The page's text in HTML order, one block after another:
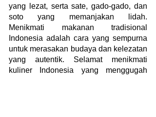
yang lezat, serta sate, gado-gado, dan
soto yang memanjakan lidah.
Menikmati makanan tradisional
Indonesia adalah cara yang sempurna
untuk merasakan budaya dan kelezatan
yang autentik. Selamat menikmati
kuliner Indonesia yang menggugah